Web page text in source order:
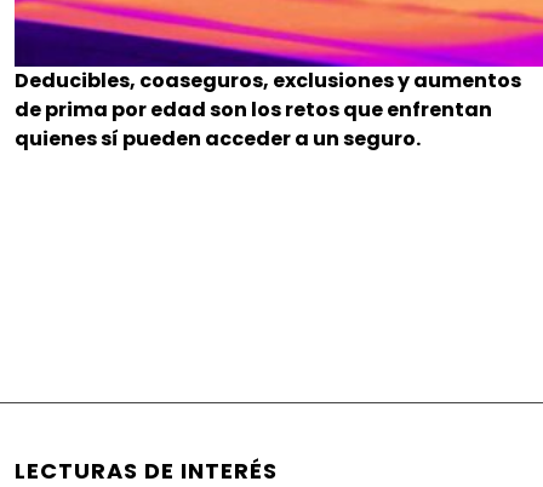
Deducibles, coaseguros, exclusiones y aumentos
de prima por edad son los retos que enfrentan
quienes sí pueden acceder a un seguro.
LECTURAS DE INTERÉS